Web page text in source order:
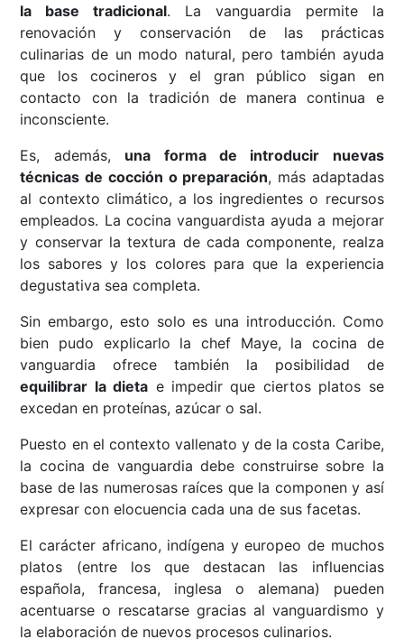
la base tradicional. La vanguardia permite la
renovación y conservación de las prácticas
culinarias de un modo natural, pero también ayuda
que los cocineros y el gran público sigan en
contacto con la tradición de manera continua e
inconsciente.
Es, además, una forma de introducir nuevas
técnicas de cocción o preparación, más adaptadas
al contexto climático, a los ingredientes o recursos
empleados. La cocina vanguardista ayuda a mejorar
y conservar la textura de cada componente, realza
los sabores y los colores para que la experiencia
degustativa sea completa.
Sin embargo, esto solo es una introducción. Como
bien pudo explicarlo la chef Maye, la cocina de
vanguardia ofrece también la posibilidad de
equilibrar la dieta e impedir que ciertos platos se
excedan en proteínas, azúcar o sal.
Puesto en el contexto vallenato y de la costa Caribe,
la cocina de vanguardia debe construirse sobre la
base de las numerosas raíces que la componen y así
expresar con elocuencia cada una de sus facetas.
El carácter africano, indígena y europeo de muchos
platos (entre los que destacan las influencias
española, francesa, inglesa o alemana) pueden
acentuarse o rescatarse gracias al vanguardismo y
la elaboración de nuevos procesos culinarios.